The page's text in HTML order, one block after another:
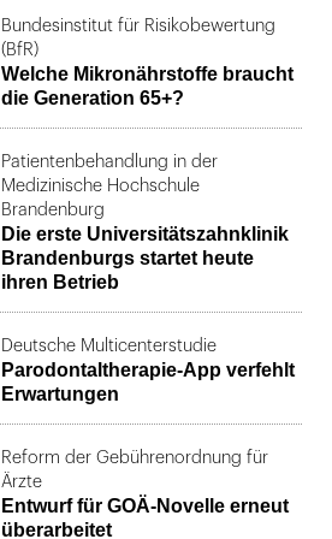
Bundesinstitut für Risikobewertung
(BfR)
Welche Mikronährstoffe braucht
die Generation 65+?
Patientenbehandlung in der
Medizinische Hochschule
Brandenburg
Die erste Universitätszahnklinik
Brandenburgs startet heute
ihren Betrieb
Deutsche Multicenterstudie
Parodontaltherapie-App verfehlt
Erwartungen
Reform der Gebührenordnung für
Ärzte
Entwurf für GOÄ-Novelle erneut
überarbeitet